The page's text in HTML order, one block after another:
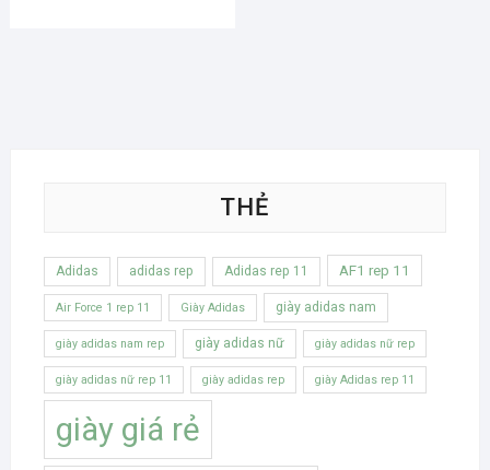
THẺ
Adidas adidas rep Adidas rep 11 AF1 rep 11
Air Force 1 rep 11 Giày Adidas giày adidas nam
giày adidas nam rep giày adidas nữ giày adidas nữ rep
giày adidas nữ rep 11 giày adidas rep giày Adidas rep 11
giày giá rẻ